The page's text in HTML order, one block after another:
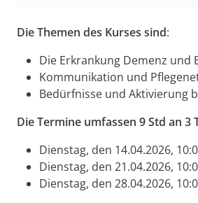
Die Themen des Kurses sind:
Die Erkrankung Demenz und
Kommunikation und
Bedürfnisse und Aktivierung
Die Termine umfassen 9 Std an 3
Dienstag, den 14.04.2026,
Dienstag, den 21.04.2026,
Dienstag, den 28.04.2026,